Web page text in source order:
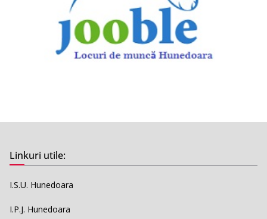
Linkuri utile:
I.S.U. Hunedoara
I.P.J. Hunedoara